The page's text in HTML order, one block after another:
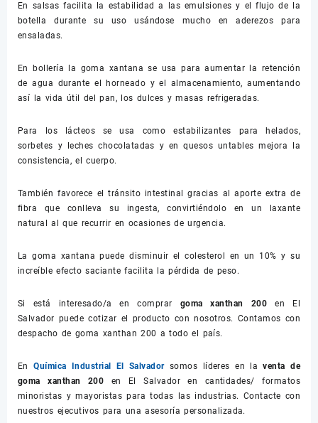
En salsas facilita la estabilidad a las emulsiones y el flujo de la
botella durante su uso usándose mucho en aderezos para
ensaladas.
En bollería la goma xantana se usa para aumentar la retención
de agua durante el horneado y el almacenamiento, aumentando
así la vida útil del pan, los dulces y masas refrigeradas.
Para los lácteos se usa como estabilizantes para helados,
sorbetes y leches chocolatadas y en quesos untables mejora la
consistencia, el cuerpo.
También favorece el tránsito intestinal gracias al aporte extra de
fibra que conlleva su ingesta, convirtiéndolo en un laxante
natural al que recurrir en ocasiones de urgencia.
La goma xantana puede disminuir el colesterol en un 10% y su
increíble efecto saciante facilita la pérdida de peso.
Si está interesado/a en comprar goma xanthan 200 en El
Salvador puede cotizar el producto con nosotros. Contamos con
despacho de goma xanthan 200 a todo el país.
EnQuímica Industrial El Salvador somos líderes en laventa de
goma xanthan 200 en El Salvador en cantidades/ formatos
minoristas y mayoristas para todas las industrias. Contacte con
nuestros ejecutivos para una asesoría personalizada.